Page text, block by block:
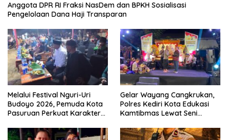
Anggota DPR RI Fraksi NasDem dan BPKH Sosialisasi
Pengelolaan Dana Haji Transparan
Melalui Festival Nguri-Uri
Budoyo 2026, Pemuda Kota
Pasuruan Perkuat Karakter
Narkoba
Gelar Wayang Cangkrukan,
Polres Kediri Kota Edukasi
Kamtibmas Lewat Seni